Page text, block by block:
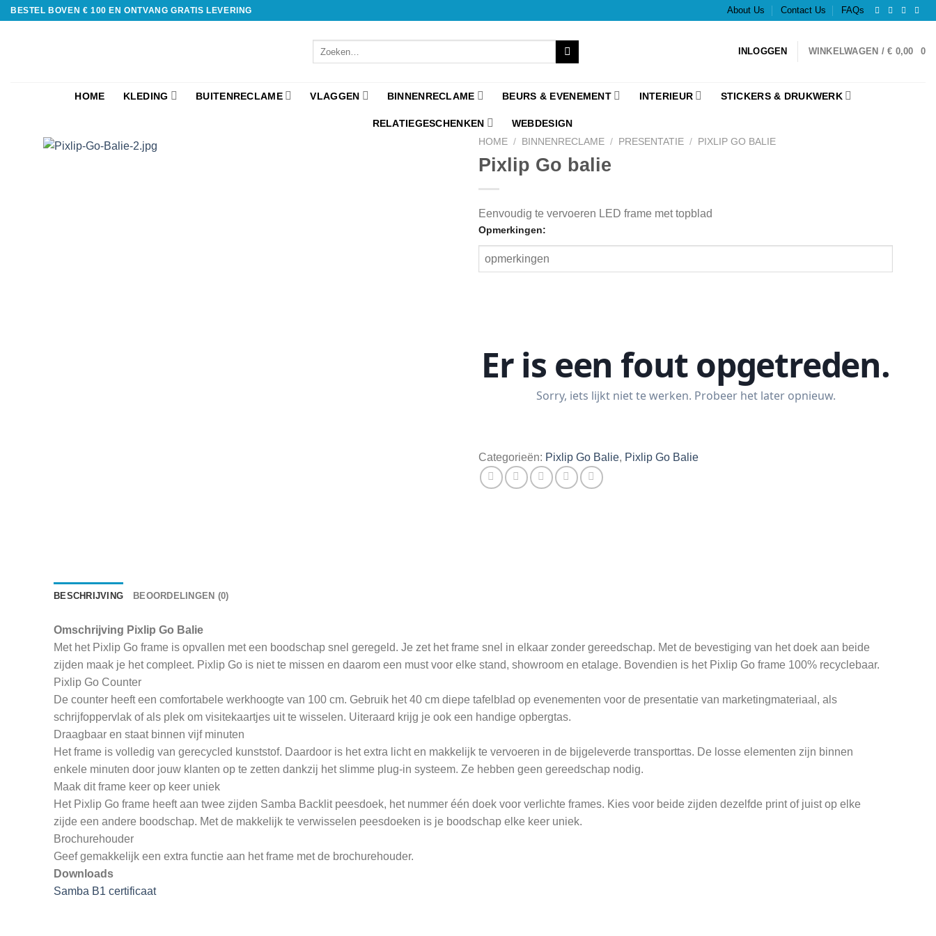
BESTEL BOVEN € 100 EN ONTVANG GRATIS LEVERING About Us Contact Us FAQs
INLOGGEN WINKELWAGEN /€ 0,00 0
HOME KLEDING BUITENRECLAME VLAGGEN BINNENRECLAME BEURS & EVENEMENT INTERIEUR STICKERS & DRUKWERK
RELATIEGESCHENKEN WEBDESIGN
HOME / BINNENRECLAME / PRESENTATIE / PIXLIP GO BALIE
Pixlip Go balie
Eenvoudig te vervoeren LED frame met topblad
Opmerkingen:
Categorieën: Pixlip Go Balie, Pixlip Go Balie
BESCHRIJVING BEOORDELINGEN (0)
Omschrijving Pixlip Go Balie
Met het Pixlip Go frame is opvallen met een boodschap snel geregeld. Je zet het frame snel in elkaar zonder gereedschap. Met de bevestiging van het doek aan beide
zijden maak je het compleet. Pixlip Go is niet te missen en daarom een must voor elke stand, showroom en etalage. Bovendien is het Pixlip Go frame 100% recyclebaar.
Pixlip Go Counter
De counter heeft een comfortabele werkhoogte van 100 cm. Gebruik het 40 cm diepe tafelblad op evenementen voor de presentatie van marketingmateriaal, als
schrijfoppervlak of als plek om visitekaartjes uit te wisselen. Uiteraard krijg je ook een handige opbergtas.
Draagbaar en staat binnen vijf minuten
Het frame is volledig van gerecycled kunststof. Daardoor is het extra licht en makkelijk te vervoeren in de bijgeleverde transporttas. De losse elementen zijn binnen
enkele minuten door jouw klanten op te zetten dankzij het slimme plug-in systeem. Ze hebben geen gereedschap nodig.
Maak dit frame keer op keer uniek
Het Pixlip Go frame heeft aan twee zijden Samba Backlit peesdoek, het nummer één doek voor verlichte frames. Kies voor beide zijden dezelfde print of juist op elke
zijde een andere boodschap. Met de makkelijk te verwisselen peesdoeken is je boodschap elke keer uniek.
Brochurehouder
Geef gemakkelijk een extra functie aan het frame met de brochurehouder.
Downloads
Samba B1 certificaat